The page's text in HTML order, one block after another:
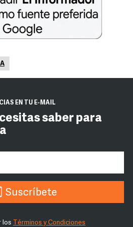
EN TU E-MAIL
saber para
Suscríbete
los Términos y Condiciones